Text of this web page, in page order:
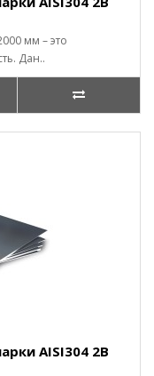
мм – это
Дан..
AISI304 2В